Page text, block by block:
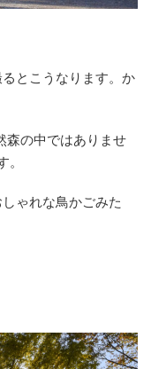
とこうなります。か
森の中ではありませ
ゃれな鳥かごみた